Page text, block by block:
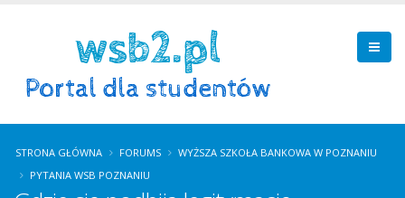
STRONA GŁÓWNA FORUMS
WYŻSZA SZKOŁA BANKOWA W POZNANIU
PYTANIA WSB POZNANIU